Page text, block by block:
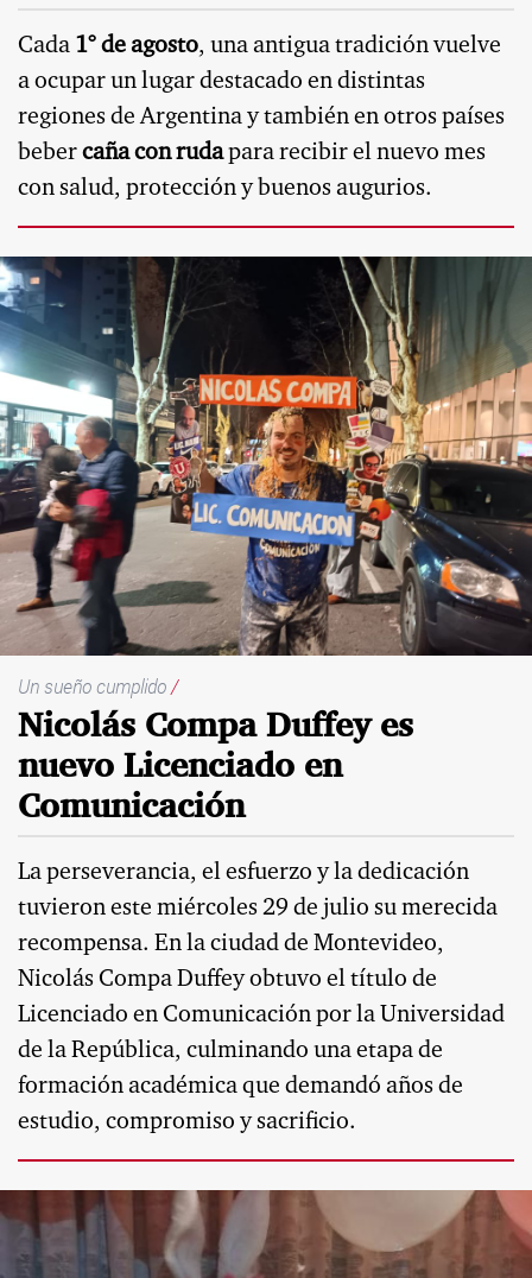
Cada 1° de agosto, una antigua tradición vuelve
a ocupar un lugar destacado en distintas
regiones de Argentina y también en otros países
beber caña con rudapara recibir el nuevo mes
con salud, protección y buenos augurios.
Un sueño cumplido/
Nicolás Compa Duffey es
nuevo Licenciado en
Comunicación
La perseverancia, el esfuerzo y la dedicación
tuvieron este miércoles 29 de julio su merecida
recompensa. En la ciudad de Montevideo,
Nicolás Compa Duffey obtuvo el título de
Licenciado en Comunicación por la Universidad
de la República, culminando una etapa de
formación académica que demandó años de
estudio, compromiso y sacrificio.